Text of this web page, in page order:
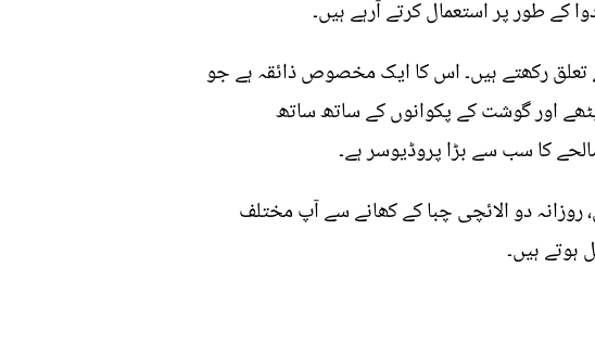
طور پر استعمال کرتے آرہے ہیں۔
رکھتے ہیں۔ اس کا ایک مخصوص ذائقہ ہے جو
اور گوشت کے پکوانوں کے ساتھ ساتھ
کا سب سے بڑا پروڈیوسر ہے۔
دو الائچی چبا کے کھانے سے آپ مختلف
ہوتے ہیں۔